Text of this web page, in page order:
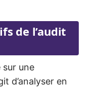
de l’audit
sur une
d’analyser en